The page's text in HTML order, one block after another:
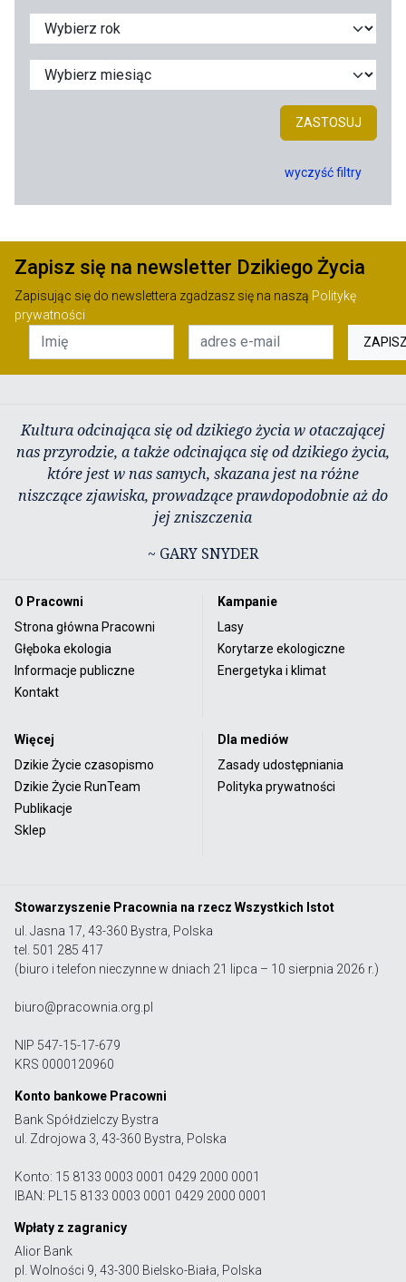
ZASTOSUJ
wyczyść filtry
Zapisz się na newsletter Dzikiego Życia
Zapisując się do newslettera zgadzasz się na naszą Politykę
prywatności
Kultura odcinająca się od dzikiego życia w otaczającej
nas przyrodzie, a także odcinająca się od dzikiego życia,
które jest w nas samych, skazana jest na różne
niszczące zjawiska, prowadzące prawdopodobnie aż do
jej zniszczenia
~ GARY SNYDER
O Pracowni
Strona główna Pracowni
Głęboka ekologia
Informacje publiczne
Kontakt
Kampanie
Lasy
Korytarze ekologiczne
Energetyka i klimat
Więcej
Dzikie Życie czasopismo
Dzikie Życie RunTeam
Publikacje
Sklep
Dla mediów
Zasady udostępniania
Polityka prywatności
Stowarzyszenie Pracownia na rzecz Wszystkich Istot
ul. Jasna 17, 43-360 Bystra, Polska
tel. 501 285 417
(biuro i telefon nieczynne w dniach 21 lipca – 10 sierpnia 2026 r.)
biuro@pracownia.org.pl
NIP 547-15-17-679
KRS 0000120960
Konto bankowe Pracowni
Bank Spółdzielczy Bystra
ul. Zdrojowa 3, 43-360 Bystra, Polska
Konto: 15 8133 0003 0001 0429 2000 0001
IBAN: PL15 8133 0003 0001 0429 2000 0001
Wpłaty z zagranicy
Alior Bank
pl. Wolności 9, 43-300 Bielsko-Biała, Polska